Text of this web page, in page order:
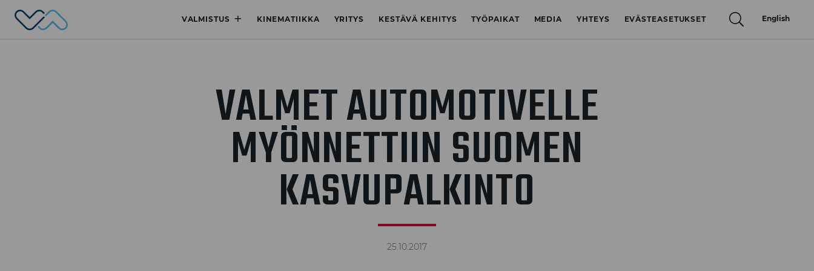
Valmet Automotive
VALMISTUS + KINEMATIIKKA YRITYS KESTÄVÄ KEHITYS TYÖPAIKAT MEDIA YHTEYS EVÄSTEASETUKSET English
VALMET AUTOMOTIVELLE
MYÖNNETTIIN SUOMEN
KASVUPALKINTO
25.10.2017